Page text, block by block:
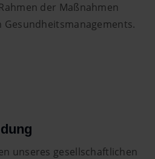
der Maßnahmen
unseres gesellschaftlichen